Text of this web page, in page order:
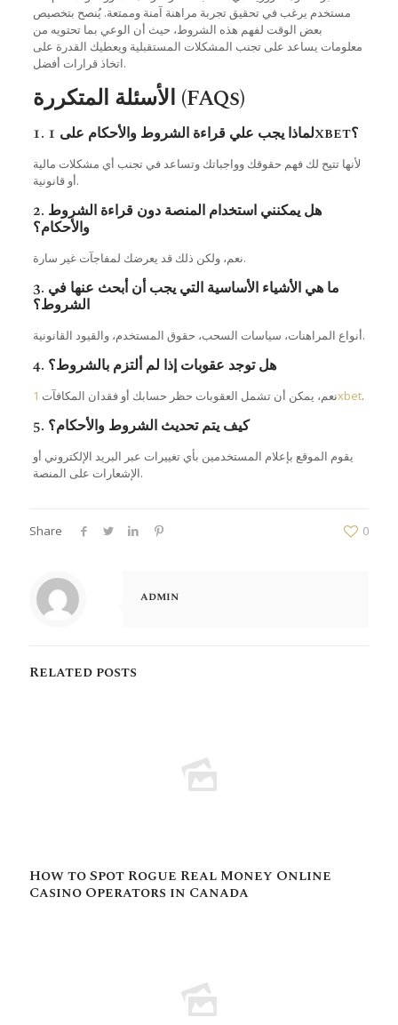
مستخدم يرغب في تحقيق تجربة مراهنة آمنة وممتعة. يُنصح بتخصيص
بعض الوقت لفهم هذه الشروط، حيث أن الوعي بما تحتويه من
معلومات يساعد على تجنب المشكلات المستقبلية ويعطيك القدرة على
اتخاذ قرارات أفضل.
الأسئلة المتكررة (FAQs)
1. لماذا يجب علي قراءة الشروط والأحكام على 1xbet؟
لأنها تتيح لك فهم حقوقك وواجباتك وتساعد في تجنب أي مشكلات مالية
أو قانونية.
2. هل يمكنني استخدام المنصة دون قراءة الشروط
والأحكام؟
نعم، ولكن ذلك قد يعرضك لمفاجآت غير سارة.
3. ما هي الأشياء الأساسية التي يجب أن أبحث عنها في
الشروط؟
أنواع المراهنات، سياسات السحب، حقوق المستخدم، والقيود القانونية.
4. هل توجد عقوبات إذا لم ألتزم بالشروط؟
نعم، يمكن أن تشمل العقوبات حظر حسابك أو فقدان المكافآت1xbet.
5. كيف يتم تحديث الشروط والأحكام؟
يقوم الموقع بإعلام المستخدمين بأي تغييرات عبر البريد الإلكتروني أو
الإشعارات على المنصة.
Share 0
admin
Related posts
How to Spot Rogue Real Money Online
Casino Operators in Canada